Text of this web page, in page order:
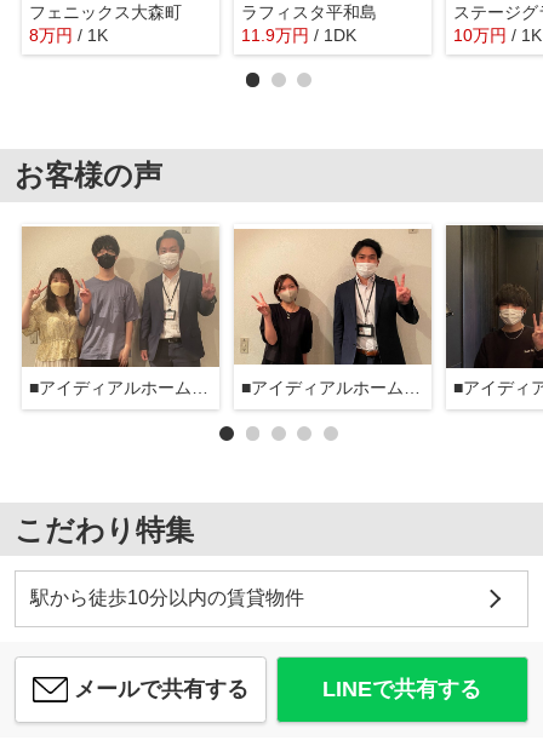
フェニックス大森町
8万円 / 1K
ラフィスタ平和島
11.9万円 / 1DK 10万円 / 1K
お客様の声
■アイディアルホーム大森本店■ ■アイディアルホーム大森本店■
こだわり特集
駅から徒歩10分以内の賃貸物件
メールで共有する LINEで共有する